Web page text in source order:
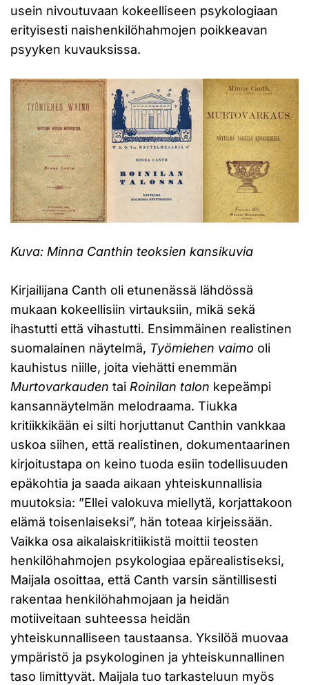
usein nivoutuvaan kokeelliseen psykologiaan
erityisesti naishenkilöhahmojen poikkeavan
psyyken kuvauksissa.
Kuva: Minna Canthin teoksien kansikuvia
Kirjailijana Canth oli etunenässä lähdössä
mukaan kokeellisiin virtauksiin, mikä sekä
ihastutti että vihastutti. Ensimmäinen realistinen
suomalainen näytelmä, Työmiehen vaimo oli
kauhistus niille, joita viehätti enemmän
Murtovarkauden tai Roinilan talon kepeämpi
kansannäytelmän melodraama. Tiukka
kritiikkikään ei silti horjuttanut Canthin vankkaa
uskoa siihen, että realistinen, dokumentaarinen
kirjoitustapa on keino tuoda esiin todellisuuden
epäkohtia ja saada aikaan yhteiskunnallisia
muutoksia: ”Ellei valokuva miellytä, korjattakoon
elämä toisenlaiseksi”, hän toteaa kirjeissään.
Vaikka osa aikalaiskritiikistä moittii teosten
henkilöhahmojen psykologiaa epärealistiseksi,
Maijala osoittaa, että Canth varsin säntillisesti
rakentaa henkilöhahmojaan ja heidän
motiiveitaan suhteessa heidän
yhteiskunnalliseen taustaansa. Yksilöä muovaa
ympäristö ja psykologinen ja yhteiskunnallinen
taso limittyvät. Maijala tuo tarkasteluun myös